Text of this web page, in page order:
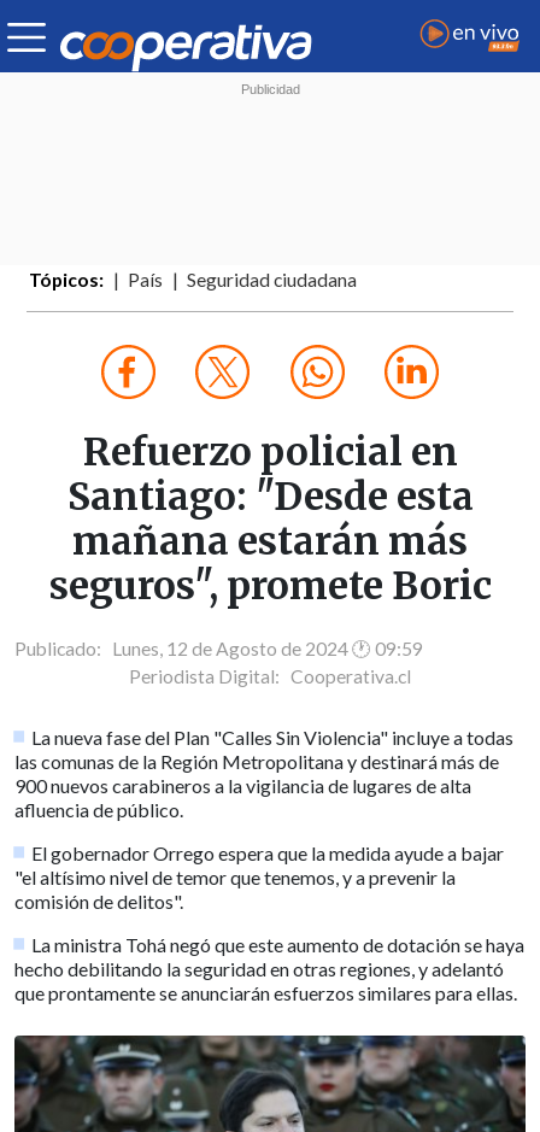
Tópicos: País Seguridad ciudadana
Refuerzo policial en
Santiago: "Desde esta
mañana estarán más
seguros", promete Boric
Publicado: Lunes, 12 de Agosto de 2024 🕐 09:59
Periodista Digital: Cooperativa.cl
La nueva fase del Plan "Calles Sin Violencia" incluye a todas
las comunas de la Región Metropolitana y destinará más de
900 nuevos carabineros a la vigilancia de lugares de alta
afluencia de público.
El gobernador Orrego espera que la medida ayude a bajar
"el altísimo nivel de temor que tenemos, y a prevenir la
comisión de delitos".
La ministra Tohá negó que este aumento de dotación se haya
hecho debilitando la seguridad en otras regiones, y adelantó
que prontamente se anunciarán esfuerzos similares para ellas.